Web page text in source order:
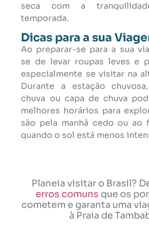
seca com a
temporada.
Dicas para a sua
Ao preparar-se para a sua
se de levar roupas leves e
especialmente se visitar na
Durante a estação
chuva ou capa de chuva
melhores horários para
são pela manhã cedo ou ao
quando o sol está menos
Planeia visitar o Brasil?
erros comuns que os
cometem e garanta uma
à Praia de